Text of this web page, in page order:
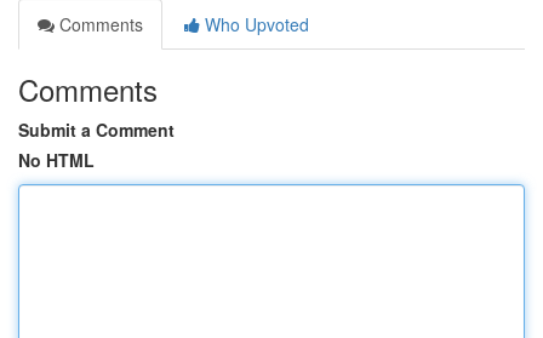
Comments
Who Upvoted
Comments
Submit a Comment
No HTML